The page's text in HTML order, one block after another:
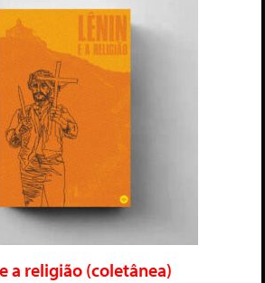
a religião (coletânea)